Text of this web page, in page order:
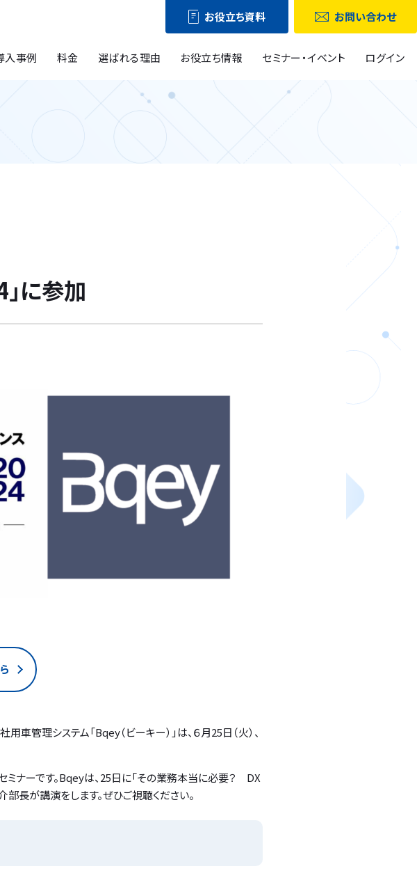
お役立ち資料 お問い合わせ
入事例 料金 選ばれる理由 お役立ち情報 セミナー・イベント ログイン
に参加
管理システム「Bqey（ビーキー）」は、６月25日（火）、
ナーです。Bqeyは、25日に「その業務本当に必要？ DX
長が講演をします。ぜひご視聴ください。